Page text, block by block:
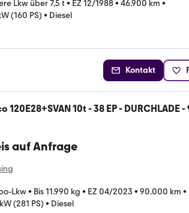
Lkw über 7,5 t • EZ 12/1988• 46.900 km •
(160 PS) • Diesel
Kontakt
120E28+SVAN 10t - 38 EP - DURCHLADE
auf Anfrage
Lkw• Bis 11.990 kg • EZ 04/2023 • 90.000 km •
(281 PS) • Diesel